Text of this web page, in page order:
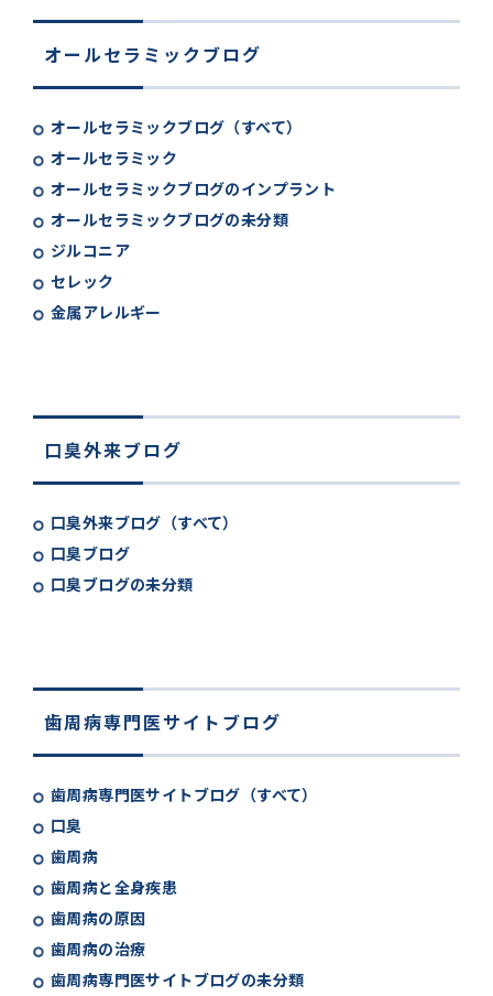
オールセラミックブログ
オールセラミックブログ（すべて）
オールセラミック
オールセラミックブログのインプラント
オールセラミックブログの未分類
ジルコニア
セレック
金属アレルギー
口臭外来ブログ
口臭外来ブログ（すべて）
口臭ブログ
口臭ブログの未分類
歯周病専門医サイトブログ
歯周病専門医サイトブログ（すべて）
口臭
歯周病
歯周病と全身疾患
歯周病の原因
歯周病の治療
歯周病専門医サイトブログの未分類